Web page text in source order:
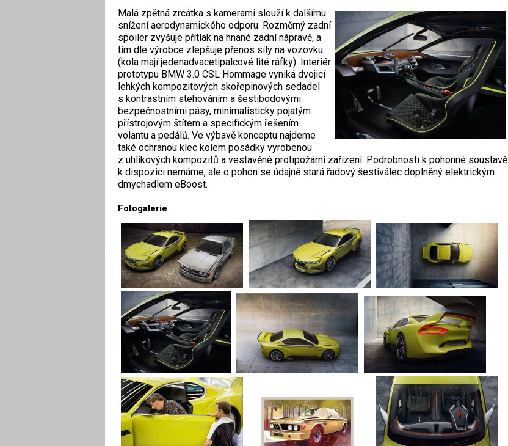
Malá zpětná zrcátka s kamerami slouží k dalšímu
snížení aerodynamického odporu. Rozměrný zadní
spoiler zvyšuje přítlak na hnané zadní nápravě, a
tím dle výrobce zlepšuje přenos síly na vozovku
(kola mají jedenadvacetipalcové lité ráfky). Interiér
prototypu BMW 3.0 CSL Hommage vyniká dvojicí
lehkých kompozitových skořepinových sedadel
s kontrastním stehováním a šestibodovými
bezpečnostními pásy, minimalisticky pojatým
přístrojovým štítem a specifickým řešením
volantu a pedálů. Ve výbavě konceptu najdeme
také ochranou klec kolem posádky vyrobenou
z uhlíkových kompozitů a vestavěné protipožární zařízení. Podrobnosti k pohonné soustavě
k dispozici nemáme, ale o pohon se údajně stará řadový šestiválec doplněný elektrickým
dmychadlem eBoost.
Fotogalerie